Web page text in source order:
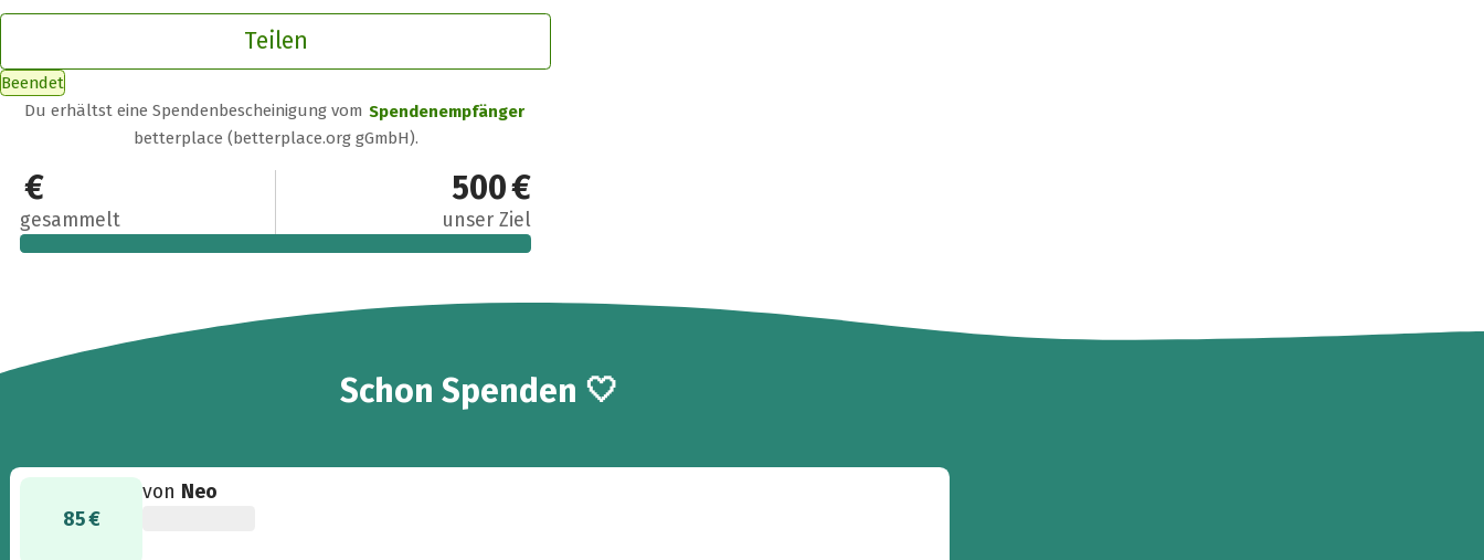
Teilen
Beendet
Du erhältst eine Spendenbescheinigung vom Spendenempfänger
betterplace (betterplace.org gGmbH).
500 €
gesammelt
500 €
unser Ziel
Schon10
Spenden 🤍
85 €
von Neo